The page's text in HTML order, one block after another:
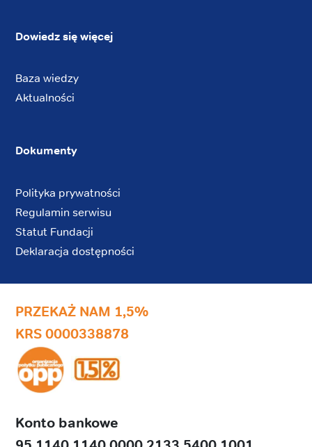
Dowiedz się więcej
Baza wiedzy
Aktualności
Dokumenty
Polityka prywatności
Regulamin serwisu
Statut Fundacji
Deklaracja dostępności
PRZEKAŻ NAM 1,5%
KRS 0000338878
Konto bankowe